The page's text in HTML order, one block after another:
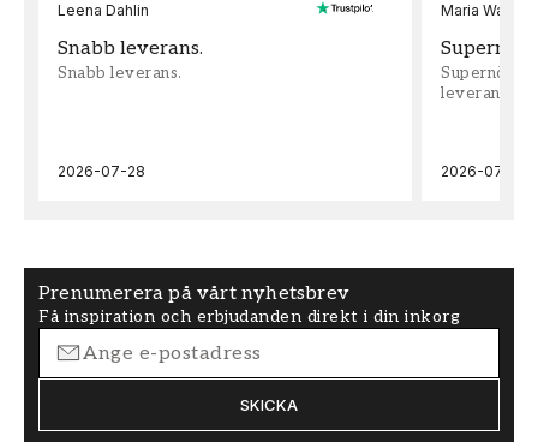
Leena Dahlin
Snabb leverans.
Snabb leverans.
2026-07-28
Maria
leveran,
2026-07-22
Prenumerera på vårt nyhetsbrev
Få inspiration och erbjudanden direkt i din inkorg
SKICKA